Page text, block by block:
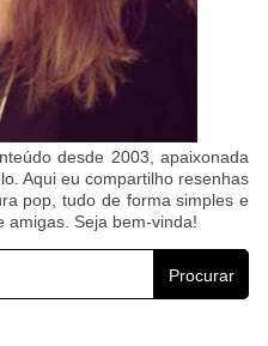
desde 2003, apaixonada
Aqui eu compartilho resenhas
pop, tudo de forma simples e
Seja bem-vinda!
Procurar